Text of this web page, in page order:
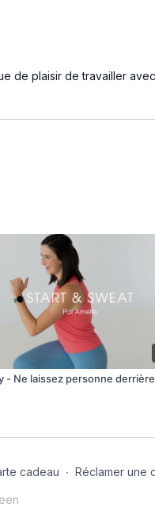
de plaisir de travailler
- Ne laissez personne derrière
cadeau ∙ Réclamer une